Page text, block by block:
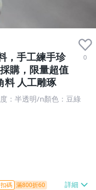
，手工練手珍
購，限量超值
料 人工雕琢
0
：半透明/n顏色：豆綠
碼 滿800折60